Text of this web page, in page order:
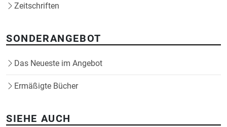
Zeitschriften
SONDERANGEBOT
Das Neueste im Angebot
Ermäßigte Bücher
SIEHE AUCH